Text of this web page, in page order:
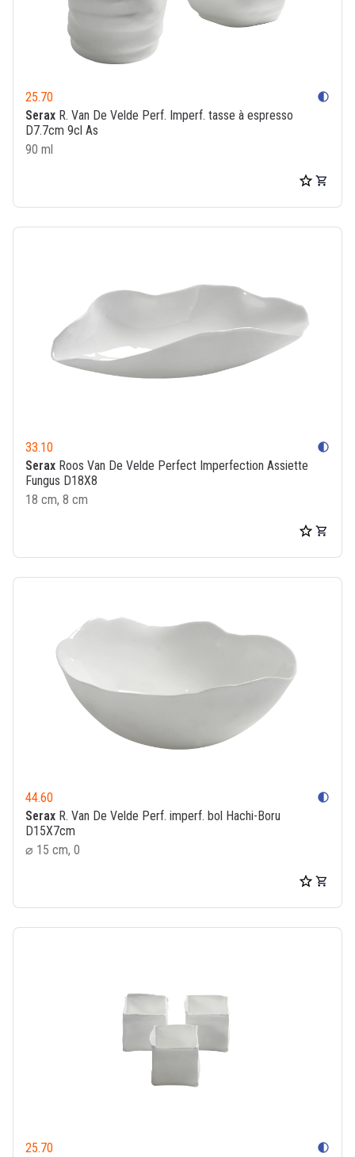
25.70 contrast
Serax R. Van De Velde Perf. Imperf. tasse à espresso
D7.7cm 9cl As
90 ml
33.10 contrast
Serax Roos Van De Velde Perfect Imperfection Assiette
Fungus D18X8
18 cm, 8 cm
44.60 contrast
Serax R. Van De Velde Perf. imperf. bol Hachi-Boru
D15X7cm
⌀ 15 cm, 0
25.70 contrast